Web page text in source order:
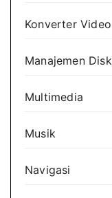
Konverter Video
Manajemen Disk
Multimedia
Musik
Navigasi